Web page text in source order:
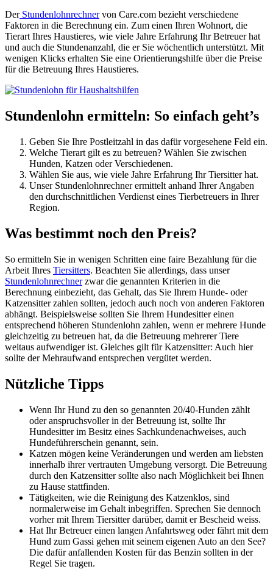
DerStundenlohnrechnervon Care.com bezieht verschiedene
Faktoren in die Berechnung ein. Zum einen Ihren Wohnort, die
Tierart Ihres Haustieres, wie viele Jahre Erfahrung Ihr Betreuer hat
und auch die Stundenanzahl, die er Sie wöchentlich unterstützt. Mit
wenigen Klicks erhalten Sie eine Orientierungshilfe über die Preise
für die Betreuung Ihres Haustieres.
Stundenlohn ermitteln: So einfach geht’s
Geben Sie Ihre Postleitzahl in das dafür vorgesehene Feld ein.
Welche Tierart gilt es zu betreuen? Wählen Sie zwischen
Hunden, Katzen oder Verschiedenen.
Wählen Sie aus, wie viele Jahre Erfahrung Ihr Tiersitter hat.
Unser Stundenlohnrechner ermittelt anhand Ihrer Angaben
den durchschnittlichen Verdienst eines Tierbetreuers in Ihrer
Region.
Was bestimmt noch den Preis?
So ermitteln Sie in wenigen Schritten eine faire Bezahlung für die
Arbeit Ihres Tiersitters. Beachten Sie allerdings, dass unser
Stundenlohnrechnerzwar die genannten Kriterien in die
Berechnung einbezieht, das Gehalt, das Sie Ihrem Hunde- oder
Katzensitter zahlen sollten, jedoch auch noch von anderen Faktoren
abhängt. Beispielsweise sollten Sie Ihrem Hundesitter einen
entsprechend höheren Stundenlohn zahlen, wenn er mehrere Hunde
gleichzeitig zu betreuen hat, da die Betreuung mehrerer Tiere
weitaus aufwendiger ist. Gleiches gilt für Katzensitter: Auch hier
sollte der Mehraufwand entsprechen vergütet werden.
Nützliche Tipps
Wenn Ihr Hund zu den so genannten 20/40-Hunden zählt
oder anspruchsvoller in der Betreuung ist, sollte Ihr
Hundesitter im Besitz eines Sachkundenachweises, auch
Hundeführerschein genannt, sein.
Katzen mögen keine Veränderungen und werden am liebsten
innerhalb ihrer vertrauten Umgebung versorgt. Die Betreuung
durch den Katzensitter sollte also nach Möglichkeit bei Ihnen
zu Hause stattfinden.
Tätigkeiten, wie die Reinigung des Katzenklos, sind
normalerweise im Gehalt inbegriffen. Sprechen Sie dennoch
vorher mit Ihrem Tiersitter darüber, damit er Bescheid weiss.
Hat Ihr Betreuer einen langen Anfahrtsweg oder fährt mit dem
Hund zum Gassi gehen mit seinem eigenen Auto an den See?
Die dafür anfallenden Kosten für das Benzin sollten in der
Regel Sie tragen.